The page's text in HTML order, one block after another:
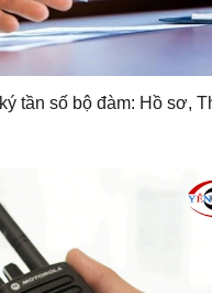
tần số bộ đàm: Hồ sơ,